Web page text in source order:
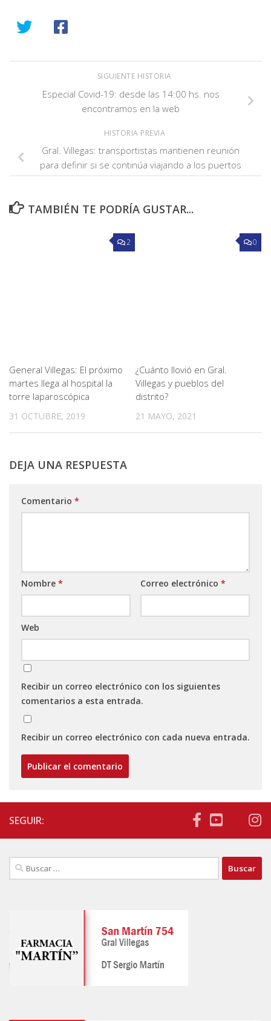
SIGUIENTE HISTORIA
Especial Covid-19: desde las 14:00 hs. nos
encontramos en la web
HISTORIA PREVIA
Gral. Villegas: transportistas mantienen reunión
para definir si se continúa viajando a los puertos
TAMBIÉN TE PODRÍA GUSTAR...
2
General Villegas: El próximo
martes llega al hospital la
torre laparoscópica
31 OCTUBRE, 2019
0
¿Cuánto llovió en Gral.
Villegas y pueblos del
distrito?
21 MAYO, 2021
DEJA UNA RESPUESTA
Comentario *
Nombre * Correo electrónico *
Web
Recibir un correo electrónico con los siguientes
comentarios a esta entrada.
Recibir un correo electrónico con cada nueva entrada.
SEGUIR:
Buscar: